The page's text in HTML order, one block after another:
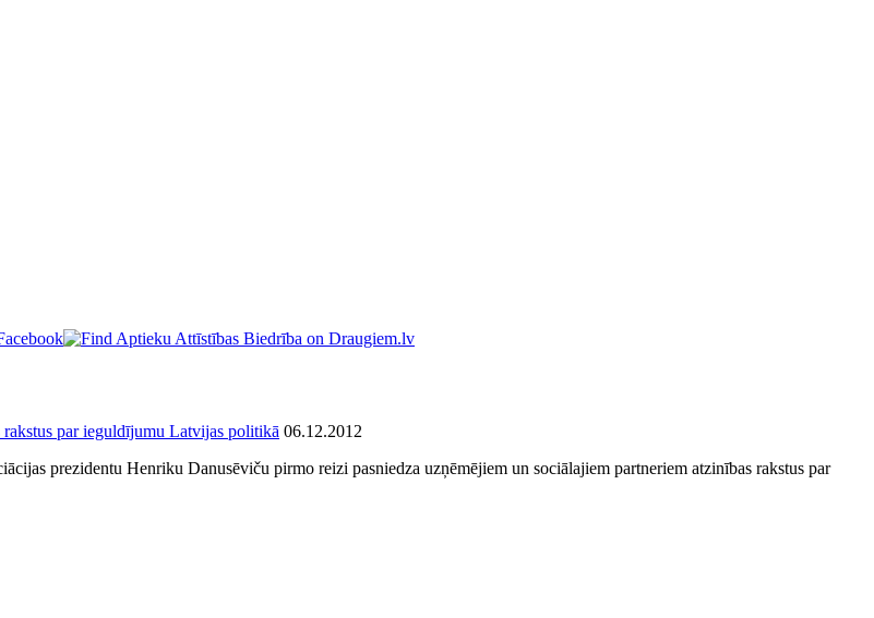
par ieguldījumu Latvijas politikā 06.12.2012
prezidentu Henriku Danusēviču pirmo reizi pasniedza uzņēmējiem un sociālajiem partneriem atzinības rakstus par